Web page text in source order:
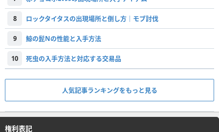
8 ロックタイタスの出現場所と倒し方｜モブ討伐
9 鯨の髭Nの性能と入手方法
10 死虫の入手方法と対応する交易品
人気記事ランキングをもっと見る
権利表記